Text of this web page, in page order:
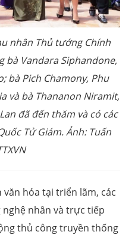
nhân Thủ tướng Chính
bà Vandara Siphandone,
bà Pich Chamony, Phu
và bà Thananon Niramit,
đã đến thăm và có các
Tử Giám. Ảnh: Tuấn
hóa tại triển lãm, các
nhân và trực tiếp
thủ công truyền thống